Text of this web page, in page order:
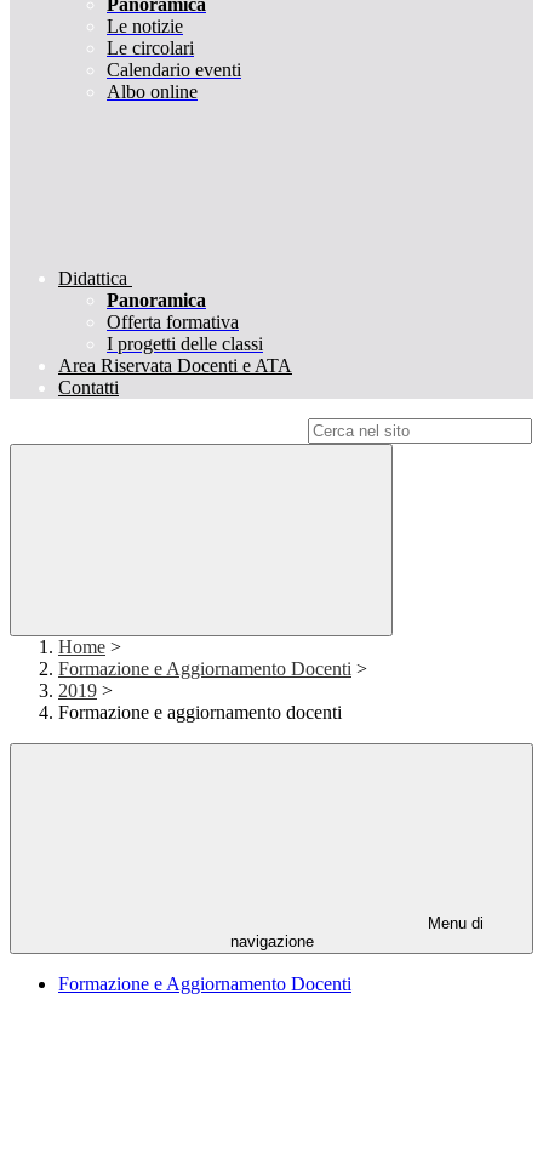
Panoramica
Le notizie
Le circolari
Calendario eventi
Albo online
Didattica
Panoramica
Offerta formativa
I progetti delle classi
Area Riservata Docenti e ATA
Contatti
Home >
Formazione e Aggiornamento Docenti >
2019 >
Formazione e aggiornamento docenti
Menu di
navigazione
Formazione e Aggiornamento Docenti